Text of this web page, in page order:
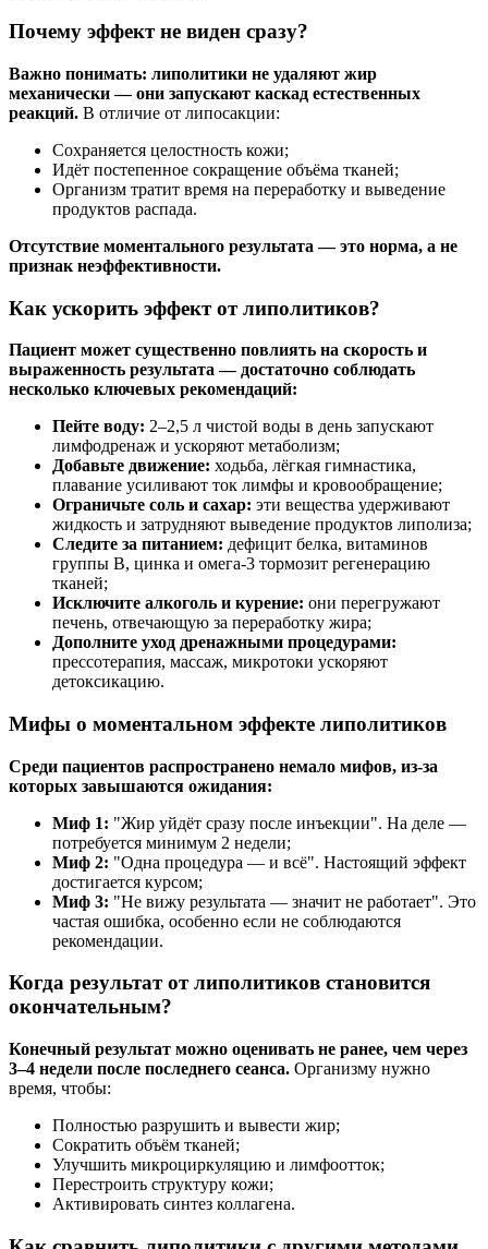
Почему эффект не виден сразу?
Важно понимать: липолитики не удаляют жир
механически — они запускают каскад естественных
реакций. В отличие от липосакции:
Сохраняется целостность кожи;
Идёт постепенное сокращение объёма тканей;
Организм тратит время на переработку и выведение
продуктов распада.
Отсутствие моментального результата — это норма, а не
признак неэффективности.
Как ускорить эффект от липолитиков?
Пациент может существенно повлиять на скорость и
выраженность результата — достаточно соблюдать
несколько ключевых рекомендаций:
Пейте воду: 2–2,5 л чистой воды в день запускают
лимфодренаж и ускоряют метаболизм;
Добавьте движение: ходьба, лёгкая гимнастика,
плавание усиливают ток лимфы и кровообращение;
Ограничьте соль и сахар: эти вещества удерживают
жидкость и затрудняют выведение продуктов липолиза;
Следите за питанием: дефицит белка, витаминов
группы B, цинка и омега-3 тормозит регенерацию
тканей;
Исключите алкоголь и курение: они перегружают
печень, отвечающую за переработку жира;
Дополните уход дренажными процедурами:
прессотерапия, массаж, микротоки ускоряют
детоксикацию.
Мифы о моментальном эффекте липолитиков
Среди пациентов распространено немало мифов, из-за
которых завышаются ожидания:
Миф 1: "Жир уйдёт сразу после инъекции". На деле —
потребуется минимум 2 недели;
Миф 2: "Одна процедура — и всё". Настоящий эффект
достигается курсом;
Миф 3: "Не вижу результата — значит не работает". Это
частая ошибка, особенно если не соблюдаются
рекомендации.
Когда результат от липолитиков становится
окончательным?
Конечный результат можно оценивать не ранее, чем через
3–4 недели после последнего сеанса. Организму нужно
время, чтобы:
Полностью разрушить и вывести жир;
Сократить объём тканей;
Улучшить микроциркуляцию и лимфоотток;
Перестроить структуру кожи;
Активировать синтез коллагена.